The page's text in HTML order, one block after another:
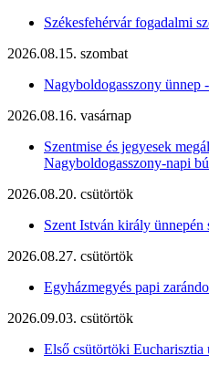
Székesfehérvár fogadalmi
2026.08.15. szombat
Nagyboldogasszony ünnep
2026.08.16. vasárnap
Szentmise és jegyesek
Nagyboldogasszony-napi
2026.08.20. csütörtök
Szent István király ünnepén
2026.08.27. csütörtök
Egyházmegyés papi
2026.09.03. csütörtök
Első csütörtöki Eucharisztia